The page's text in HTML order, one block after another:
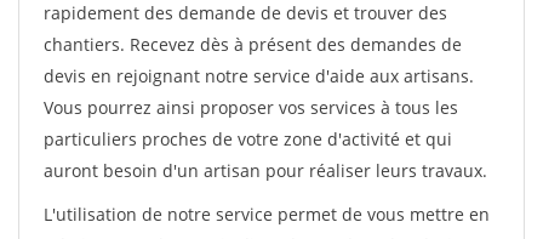
rapidement des demande de devis et trouver des
chantiers. Recevez dès à présent des demandes de
devis en rejoignant notre service d'aide aux artisans.
Vous pourrez ainsi proposer vos services à tous les
particuliers proches de votre zone d'activité et qui
auront besoin d'un artisan pour réaliser leurs travaux.
L'utilisation de notre service permet de vous mettre en